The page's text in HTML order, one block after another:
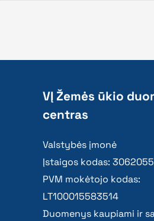
VĮ Žemės ūkio
centras
Valstybės įmonė
Įstaigos kodas:
PVM mokėtojo kodas:
LT100015583514
Duomenys kaupiami ir